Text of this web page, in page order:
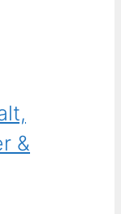
&